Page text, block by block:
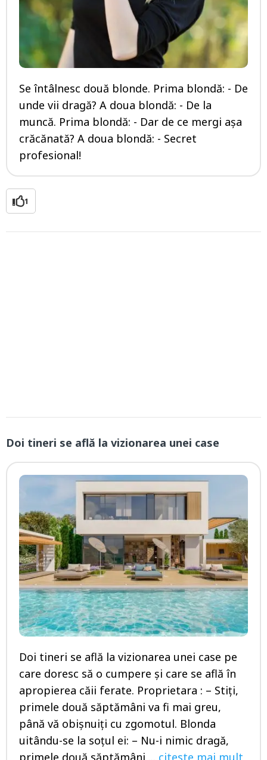
Se întâlnesc două blonde. Prima blondă: - De
unde vii dragă? A doua blondă: - De la
muncă. Prima blondă: - Dar de ce mergi așa
crăcănată? A doua blondă: - Secret
profesional!
1
Doi tineri se află la vizionarea unei case
Doi tineri se află la vizionarea unei case pe
care doresc să o cumpere şi care se află în
apropierea căii ferate. Proprietara : – Stiți,
primele două săptămâni va fi mai greu,
până vă obișnuiți cu zgomotul. Blonda
uitându-se la soțul ei: – Nu-i nimic dragă,
primele două săptămâni,... citeste mai mult